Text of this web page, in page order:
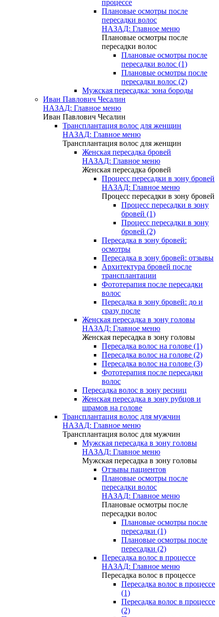
процессе
Плановые осмотры после
пересадки волос
НАЗАД: Главное меню
Плановые осмотры после
пересадки волос
Плановые осмотры после
пересадки волос (1)
Плановые осмотры после
пересадки волос (2)
Мужская пересадка: зона бороды
Иван Павлович Чесалин
НАЗАД: Главное меню
Иван Павлович Чесалин
Трансплантация волос для женщин
НАЗАД: Главное меню
Трансплантация волос для женщин
Женская пересадка бровей
НАЗАД: Главное меню
Женская пересадка бровей
Процесс пересадки в зону бровей
НАЗАД: Главное меню
Процесс пересадки в зону бровей
Процесс пересадки в зону
бровей (1)
Процесс пересадки в зону
бровей (2)
Пересадка в зону бровей:
осмотры
Пересадка в зону бровей: отзывы
Архитектура бровей после
трансплантации
Фототерапия после пересадки
волос
Пересадка в зону бровей: до и
сразу после
Женская пересадка в зону головы
НАЗАД: Главное меню
Женская пересадка в зону головы
Пересадка волос на голове (1)
Пересадка волос на голове (2)
Пересадка волос на голове (3)
Фототерапия после пересадки
волос
Пересадка волос в зону ресниц
Женская пересадка в зону рубцов и
шрамов на голове
Трансплантация волос для мужчин
НАЗАД: Главное меню
Трансплантация волос для мужчин
Мужская пересадка в зону головы
НАЗАД: Главное меню
Мужская пересадка в зону головы
Отзывы пациентов
Плановые осмотры после
пересадки волос
НАЗАД: Главное меню
Плановые осмотры после
пересадки волос
Плановые осмотры после
пересадки (1)
Плановые осмотры после
пересадки (2)
Пересадка волос в процессе
НАЗАД: Главное меню
Пересадка волос в процессе
Пересадка волос в процессе
(1)
Пересадка волос в процессе
(2)